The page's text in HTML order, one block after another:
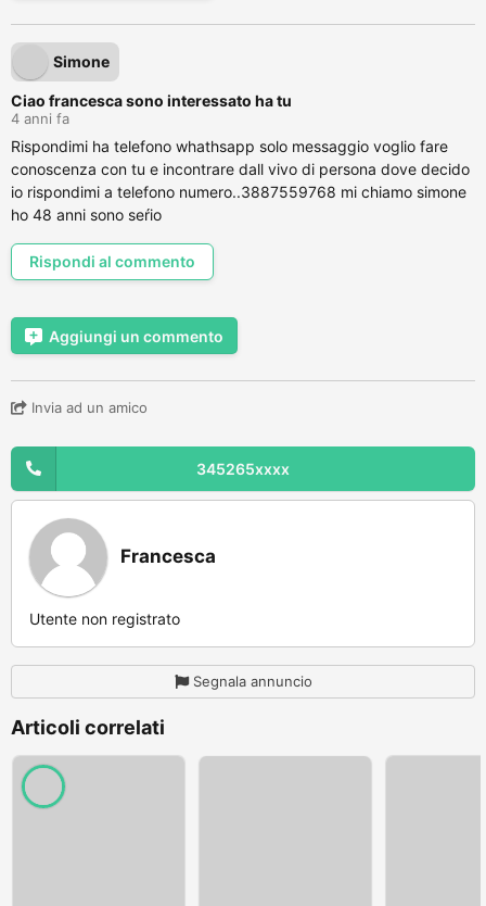
Simone
Ciao francesca sono interessato ha tu
4 anni fa
Rispondimi ha telefono whathsapp solo messaggio voglio fare
conoscenza con tu e incontrare dall vivo di persona dove decido
io rispondimi a telefono numero..3887559768 mi chiamo simone
ho 48 anni sono seŕio
Rispondi al commento
Aggiungi un commento
Invia ad un amico
345265xxxx
Francesca
Utente non registrato
Segnala annuncio
Articoli correlati